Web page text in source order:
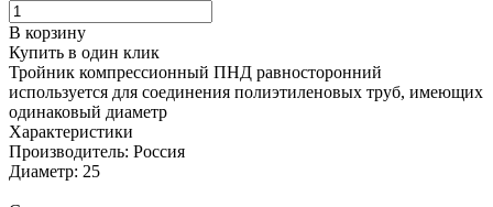
В корзину
Купить в один клик
Тройник компрессионный ПНД равносторонний
используется для соединения полиэтиленовых труб, имеющих
одинаковый диаметр
Характеристики
Производитель: Россия
Диаметр: 25